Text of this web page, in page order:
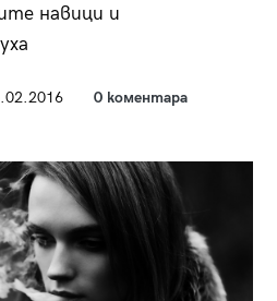
навици и
0 коментара